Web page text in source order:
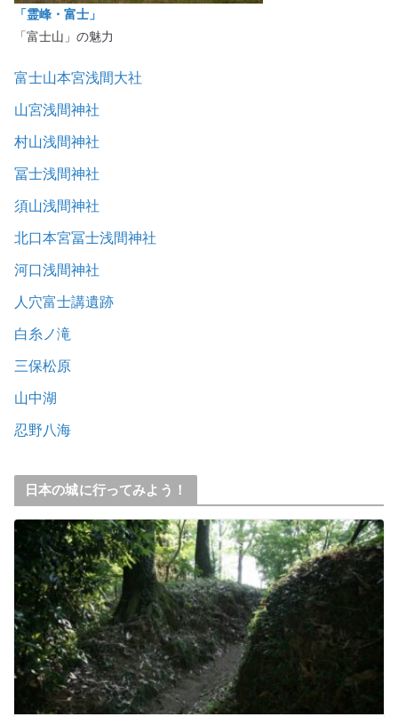
「霊峰・富士」
「富士山」の魅力
富士山本宮浅間大社
山宮浅間神社
村山浅間神社
冨士浅間神社
須山浅間神社
北口本宮冨士浅間神社
河口浅間神社
人穴富士講遺跡
白糸ノ滝
三保松原
山中湖
忍野八海
日本の城に行ってみよう！